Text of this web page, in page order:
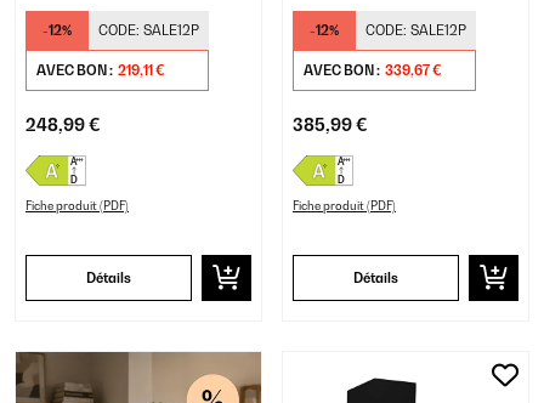
-12% CODE: SALE12P
AVEC BON : 219,11 €
248,99 €
Fiche produit (PDF)
Détails
-12% CODE: SALE12P
AVEC BON : 339,67 €
385,99 €
Fiche produit (PDF)
Détails